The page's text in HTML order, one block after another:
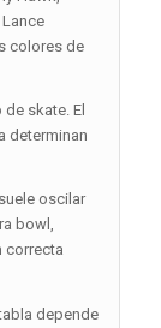
colores de
skate. El
determinan
oscilar
bowl,
correcta
depende